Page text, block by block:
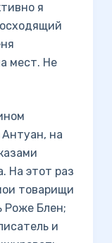
я
мест. Не
на
На этот раз
товарищи
Роже Блен;
и